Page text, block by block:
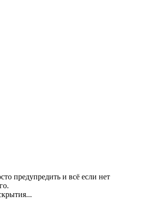
предупредить и всё если нет